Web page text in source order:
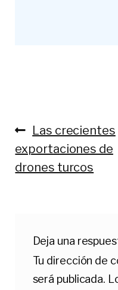
Navegación
de
entradas
Anterior:
Las crecientes
exportaciones de
drones turcos
Deja una
Tu dirección de
será publicada.